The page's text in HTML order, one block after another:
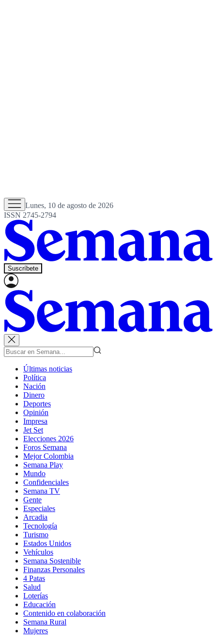
Lunes, 10 de agosto de 2026
ISSN 2745-2794
Suscríbete
Últimas noticias
Política
Nación
Dinero
Deportes
Opinión
Impresa
Jet Set
Elecciones 2026
Foros Semana
Mejor Colombia
Semana Play
Mundo
Confidenciales
Semana TV
Gente
Especiales
Arcadia
Tecnología
Turismo
Estados Unidos
Vehículos
Semana Sostenible
Finanzas Personales
4 Patas
Salud
Loterías
Educación
Contenido en colaboración
Semana Rural
Mujeres